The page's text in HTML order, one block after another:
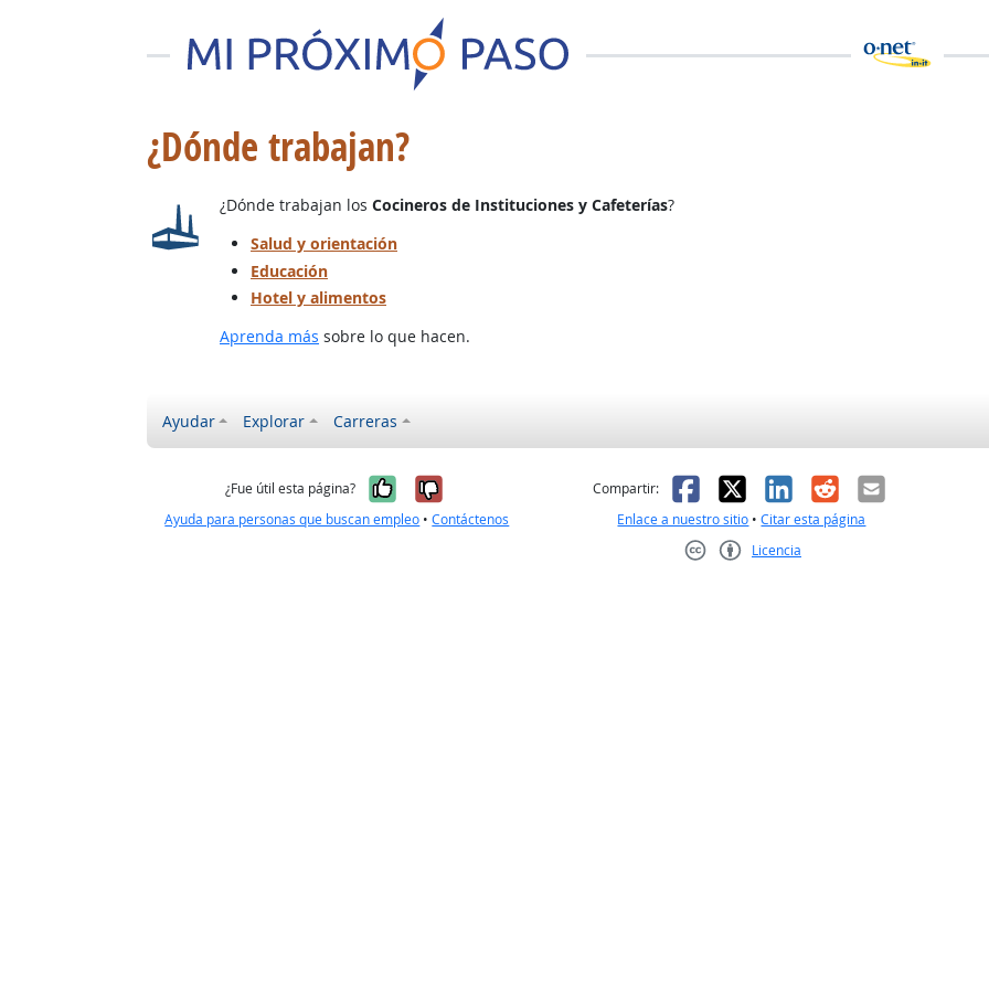
¿Dónde trabajan?
¿Dónde trabajan los Cocineros de Instituciones y Cafeterías?
Salud y orientación
Educación
Hotel y alimentos
Aprenda más sobre lo que hacen.
Ayudar Explorar Carreras
¿Fue útil esta página? Sí, fue útil
No, no fue útil
Ayuda para personas que buscan empleo •Contáctenos
Compartir: Facebook
X LinkedIn
RedditCorreo
Enlace a nuestro sitio •Citar esta página
Licencia